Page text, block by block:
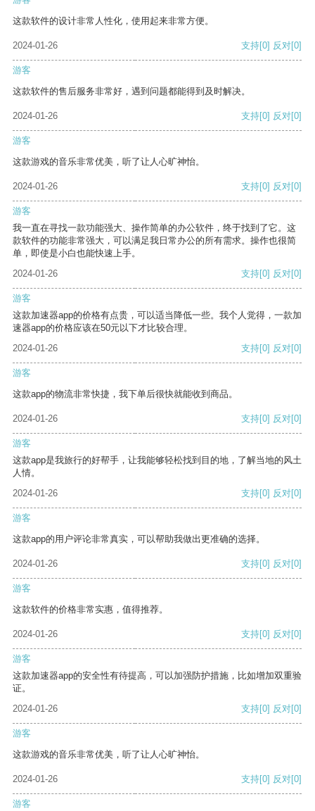
这款软件的设计非常人性化，使用起来非常方便。
2024-01-26 支持[0] 反对[0]
游客
这款软件的售后服务非常好，遇到问题都能得到及时解决。
2024-01-26 支持[0] 反对[0]
游客
这款游戏的音乐非常优美，听了让人心旷神怡。
2024-01-26 支持[0] 反对[0]
游客
我一直在寻找一款功能强大、操作简单的办公软件，终于找到了它。这
款软件的功能非常强大，可以满足我日常办公的所有需求。操作也很简
单，即使是小白也能快速上手。
2024-01-26
支持[0] 反对[0]
游客
这款加速器app的价格有点贵，可以适当降低一些。我个人觉得，一款加
速器app的价格应该在50元以下才比较合理。
2024-01-26
支持[0] 反对[0]
游客
这款app的物流非常快捷，我下单后很快就能收到商品。
2024-01-26 支持[0] 反对[0]
游客
这款app是我旅行的好帮手，让我能够轻松找到目的地，了解当地的风土
人情。
2024-01-26
支持[0] 反对[0]
游客
这款app的用户评论非常真实，可以帮助我做出更准确的选择。
2024-01-26 支持[0] 反对[0]
游客
这款软件的价格非常实惠，值得推荐。
2024-01-26 支持[0] 反对[0]
游客
这款加速器app的安全性有待提高，可以加强防护措施，比如增加双重验
证。
2024-01-26
支持[0] 反对[0]
游客
这款游戏的音乐非常优美，听了让人心旷神怡。
2024-01-26 支持[0] 反对[0]
游客